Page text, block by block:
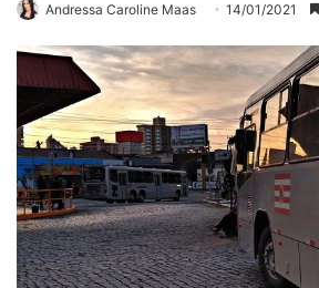
Andressa Caroline Maas 14/01/2021